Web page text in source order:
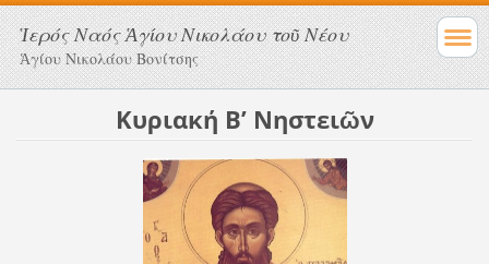
Ἱερός Ναός Ἁγίου Νικολάου τοῦ Νέου
Ἁγίου Νικολάου Βονίτσης
Κυριακή Β’ Νηστειῶν